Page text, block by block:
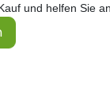
und helfen Sie